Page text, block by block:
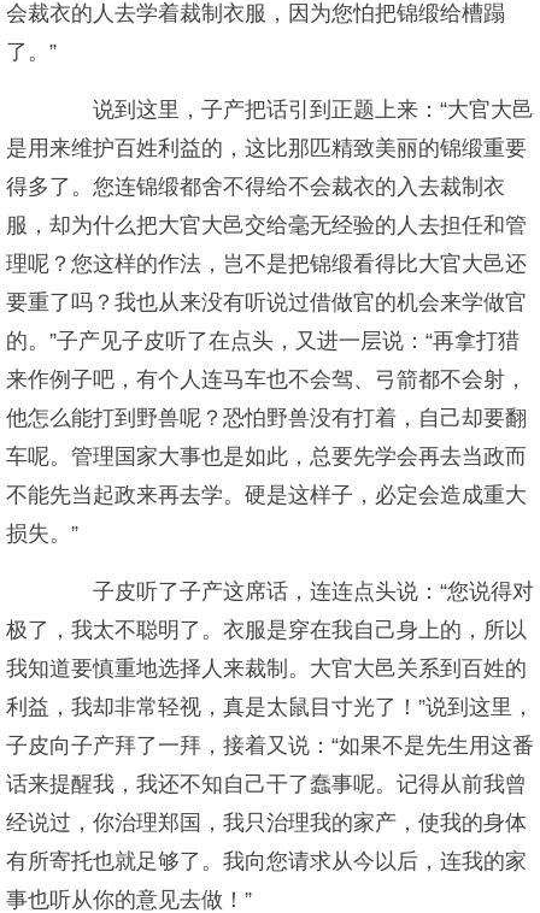
会裁衣的人去学着裁制衣服，因为您怕把锦缎给槽蹋
了。”
说到这里，子产把话引到正题上来：“大官大邑
是用来维护百姓利益的，这比那匹精致美丽的锦缎重要
得多了。您连锦缎都舍不得给不会裁衣的入去裁制衣
服，却为什么把大官大邑交给毫无经验的人去担任和管
理呢？您这样的作法，岂不是把锦缎看得比大官大邑还
要重了吗？我也从来没有听说过借做官的机会来学做官
的。”子产见子皮听了在点头，又进一层说：“再拿打猎
来作例子吧，有个人连马车也不会驾、弓箭都不会射，
他怎么能打到野兽呢？恐怕野兽没有打着，自己却要翻
车呢。管理国家大事也是如此，总要先学会再去当政而
不能先当起政来再去学。硬是这样子，必定会造成重大
损失。”
子皮听了子产这席话，连连点头说：“您说得对
极了，我太不聪明了。衣服是穿在我自己身上的，所以
我知道要慎重地选择人来裁制。大官大邑关系到百姓的
利益，我却非常轻视，真是太鼠目寸光了！”说到这里，
子皮向子产拜了一拜，接着又说：“如果不是先生用这番
话来提醒我，我还不知自己干了蠢事呢。记得从前我曾
经说过，你治理郑国，我只治理我的家产，使我的身体
有所寄托也就足够了。我向您请求从今以后，连我的家
事也听从你的意见去做！”